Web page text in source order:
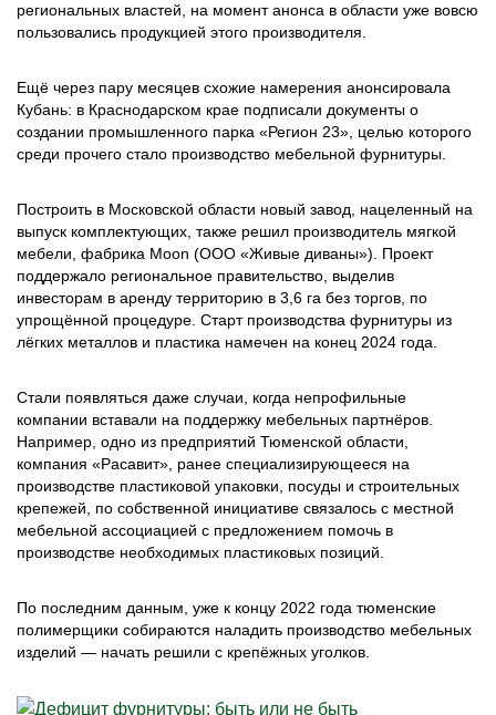
региональных властей, на момент анонса в области уже вовсю
пользовались продукцией этого производителя.
Ещё через пару месяцев схожие намерения анонсировала
Кубань: в Краснодарском крае подписали документы о
создании промышленного парка «Регион 23», целью которого
среди прочего стало производство мебельной фурнитуры.
Построить в Московской области новый завод, нацеленный на
выпуск комплектующих, также решил производитель мягкой
мебели, фабрика Moon (ООО «Живые диваны»). Проект
поддержало региональное правительство, выделив
инвесторам в аренду территорию в 3,6 га без торгов, по
упрощённой процедуре. Старт производства фурнитуры из
лёгких металлов и пластика намечен на конец 2024 года.
Стали появляться даже случаи, когда непрофильные
компании вставали на поддержку мебельных партнёров.
Например, одно из предприятий Тюменской области,
компания «Расавит», ранее специализирующееся на
производстве пластиковой упаковки, посуды и строительных
крепежей, по собственной инициативе связалось с местной
мебельной ассоциацией с предложением помочь в
производстве необходимых пластиковых позиций.
По последним данным, уже к концу 2022 года тюменские
полимерщики собираются наладить производство мебельных
изделий — начать решили с крепёжных уголков.